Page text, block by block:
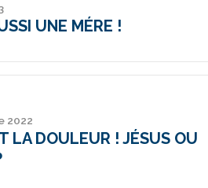
UNE MÉRE !
2022
LA DOULEUR ! JÉSUS OU